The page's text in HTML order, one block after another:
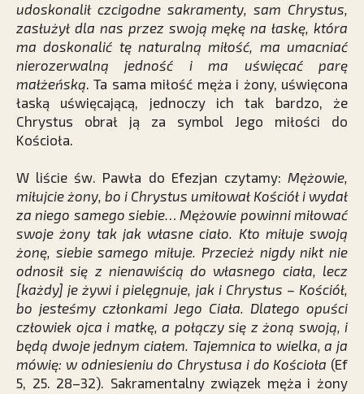
udoskonalił czcigodne sakramenty, sam Chrystus,
zasłużył dla nas przez swoją mękę na łaskę, która
ma doskonalić tę naturalną miłość, ma umacniać
nierozerwalną jedność i ma uświęcać parę
małżeńską. Ta sama miłość męża i żony, uświęcona
łaską uświęcającą, jednoczy ich tak bardzo, że
Chrystus obrał ją za symbol Jego miłości do
Kościoła.
W liście św. Pawła do Efezjan czytamy: Mężowie,
miłujcie żony, bo i Chrystus umiłował Kościół i wydał
za niego samego siebie… Mężowie powinni miłować
swoje żony tak jak własne ciało. Kto miłuje swoją
żonę, siebie samego miłuje. Przecież nigdy nikt nie
odnosił się z nienawiścią do własnego ciała, lecz
[każdy] je żywi i pielęgnuje, jak i Chrystus – Kościół,
bo jesteśmy członkami Jego Ciała. Dlatego opuści
człowiek ojca i matkę, a połączy się z żoną swoją, i
będą dwoje jednym ciałem. Tajemnica to wielka, a ja
mówię: w odniesieniu do Chrystusa i do Kościoła (Ef
5, 25. 28–32). Sakramentalny związek męża i żony